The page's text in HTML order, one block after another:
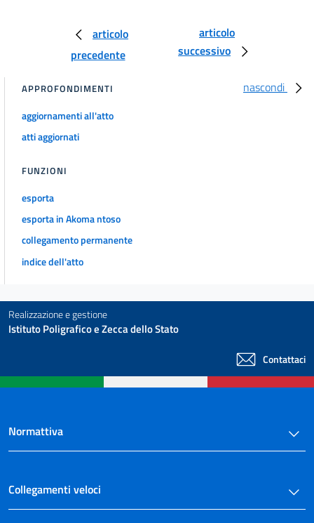
articolo
precedente
articolo
successivo
nascondi
APPROFONDIMENTI
aggiornamenti all'atto
atti aggiornati
FUNZIONI
esporta
esporta in Akoma ntoso
collegamento permanente
indice dell'atto
Realizzazione e gestione
Istituto Poligrafico e Zecca dello Stato
Contattaci
Normattiva
Collegamenti veloci